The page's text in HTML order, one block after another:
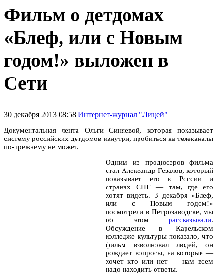
Фильм о детдомах
«Блеф, или с Новым
годом!» выложен в
Сети
30 декабря 2013 08:58 Интернет-журнал "Лицей"
Документальная лента Ольги Синяевой, которая показывает
систему российских детдомов изнутри, пробиться на телеканалы
по-прежнему не может.
Одним из продюсеров фильма
стал Александр Гезалов, который
показывает его в России и
странах СНГ — там, где его
хотят видеть. 3 декабря «Блеф,
или с Новым годом!»
посмотрели в Петрозаводске, мы
об этом рассказывали.
Обсуждение в Карельском
колледже культуры показало, что
фильм взволновал людей, он
рождает вопросы, на которые —
хочет кто или нет — нам всем
надо находить ответы.